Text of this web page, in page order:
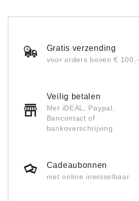
Gratis verzending
voor orders boven € 100,-
Veilig betalen
Met iDEAL, Paypal,
Bancontact of
bankoverschrijving
Cadeaubonnen
niet online inwisselbaar